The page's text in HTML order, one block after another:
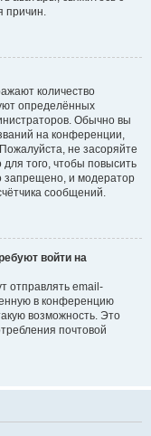
причин.
количество
определённых
Обычно вы
на конференции,
не засоряйте
того, чтобы повысить
запрещено, и модератор
сообщений.
войти на
отправлять email-
в конференцию
возможность. Это
почтовой